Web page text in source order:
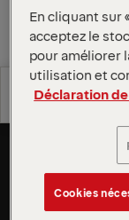
Demander un
Trouver un
Trouver un
techniques
techniques
à-faux
Grâce à sa
modèle est
sur des
En cliquant sur
acceptez le
pour améliorer
utilisation et
Déclaration
Cookies